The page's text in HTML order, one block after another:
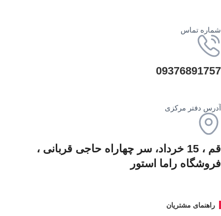
شماره تماس
09376891757
آدرس دفتر مرکزی
قم ، 15 خرداد، سر چهاراه حاجی قربانی ،
فروشگاه راما استور
راهنمای مشتریان